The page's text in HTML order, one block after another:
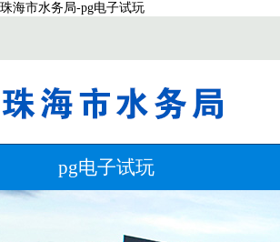
珠海市水务局-pg电子试玩
pg电子试玩